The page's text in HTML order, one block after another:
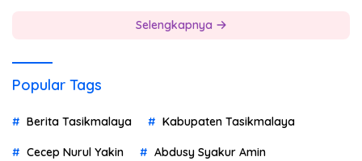
Selengkapnya
Popular Tags
Berita Tasikmalaya Kabupaten Tasikmalaya
Cecep Nurul Yakin Abdusy Syakur Amin